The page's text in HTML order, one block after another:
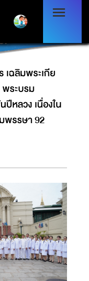
ะบรมราชินีนาถ
งในโอกาสมหา
พรรษา 12
เฉลิมพระเกีย
พระบรม
หลวง เนื่องใน
พรรษา 92